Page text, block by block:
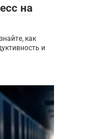
на
как
и